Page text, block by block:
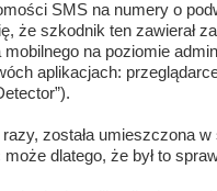
SMS na numery o
że szkodnik ten zawierał
na poziomie
aplikacjach:
została umieszczona
dlatego, że był to